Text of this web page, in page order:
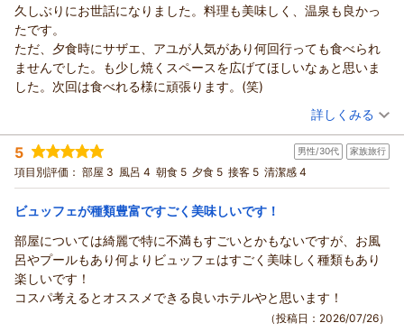
久しぶりにお世話になりました。料理も美味しく、温泉も良かっ
たです。
ただ、夕食時にサザエ、アユが人気があり何回行っても食べられ
ませんでした。も少し焼くスペースを広げてほしいなぁと思いま
した。次回は食べれる様に頑張ります。(笑)
（投稿日：2026/07/27）
宿泊時期： 2026年07月宿泊 (夫婦旅行)
投稿者： takabonさん
宿泊プラン： 和歌山県大阪府奈良県三重県在住の皆様限定プラン♪秘密の2つ
の特典付き♪
ツイン 朝・夕
宿泊価格帯： 15,001～16,000円(大人一人あたり/税込)
詳しくみる
5 男性/30代 家族旅行
項目別評価： 部屋 3 風呂 4 朝食 5 夕食 5 接客 5 清潔感 4
ビュッフェが種類豊富ですごく美味しいです！
部屋については綺麗で特に不満もすごいとかもないですが、お風
呂やプールもあり何よりビュッフェはすごく美味しく種類もあり
楽しいです！
コスパ考えるとオススメできる良いホテルやと思います！
（投稿日：2026/07/26）